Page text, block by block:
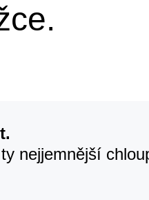
nejjemnější